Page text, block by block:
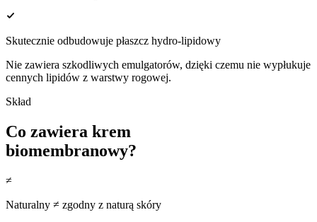
Skutecznie odbudowuje płaszcz hydro-lipidowy
Nie zawiera szkodliwych emulgatorów, dzięki czemu nie wypłukuje
cennych lipidów z warstwy rogowej.
Skład
Co zawiera krem
biomembranowy?
≠
Naturalny ≠ zgodny z naturą skóry